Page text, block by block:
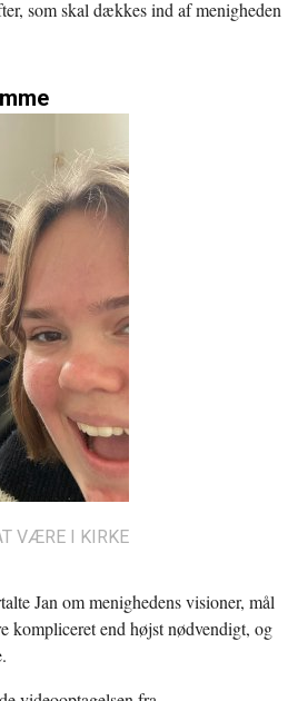
som skal dækkes ind af menigheden
VÆRE I KIRKE
Jan om menighedens visioner, mål
kompliceret end højst nødvendigt, og